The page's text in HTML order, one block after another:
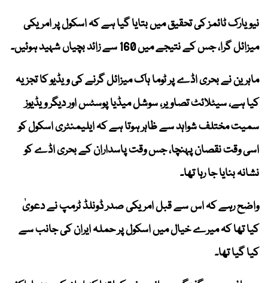
نیویارک ٹائمز کی تحقیق میں بتایا گیا ہے کہ اسکول پر امریکی
میزائل گرا، جس کے نتیجے میں 160 سے زائد بچیاں شہید ہوئیں۔
ماہرین نے بحری اڈے پر ٹوما ہاک میزائل گرنے کی ویڈیو کا تجزیہ
کیا ہے، سیٹلائٹ تصاویر، سوشل میڈیا پوسٹس اور دیگر ویڈیوز
سمیت مختلف شواہد سے ظاہر ہوتا ہے کہ ایلیمنٹری اسکول کو
اسی وقت نقصان پہنچا، جس وقت پاسداران کے بحری اڈے کو
نشانہ بنایا جا رہا تھا۔
واضح رہے کہ اس سے قبل امریکی صدر ڈونلڈ ٹرمپ نے دعویٰ
کیا تھا کہ میرے خیال میں اسکول پر حملہ ایران کی جانب سے
کیا گیا تھا۔